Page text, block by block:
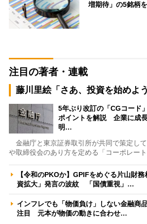
増期待」の5銘柄
注目の著者・連載
藤川里絵「さあ、投資を始めよう
5年ぶり改訂の「CGコード
ポイントを解説 企業に成
明…
金融庁と東京証券取引所が共同で策定し
や取締役会のあり方を定める「コーポレー
【令和のPKOか】GPIFをめぐる片山財
資拡大」発言の波紋 「国債重視」…
インフレでも「物価負け」しない金融商
注目 元本が物価の動きに合わせ…